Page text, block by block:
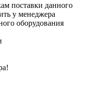
поставки данного
у менеджера
оборудования